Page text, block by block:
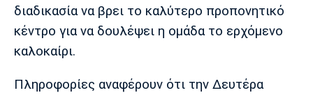
διαδικασία να βρει το καλύτερο προπονητικό
κέντρο για να δουλέψει η ομάδα το ερχόμενο
καλοκαίρι.
Πληροφορίες αναφέρουν ότι την Δευτέρα